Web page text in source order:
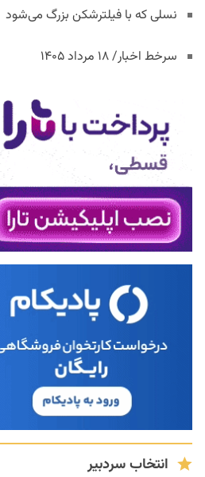
نسلی که با فیلترشکن بزرگ می‌شود
سرخط اخبار/ ۱۸ مرداد ۱۴۰۵
انتخاب سردبیر